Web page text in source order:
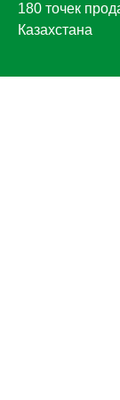
180 точек
Казахстана